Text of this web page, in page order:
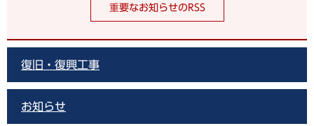
重要なお知らせのRSS
復旧・復興工事
お知らせ